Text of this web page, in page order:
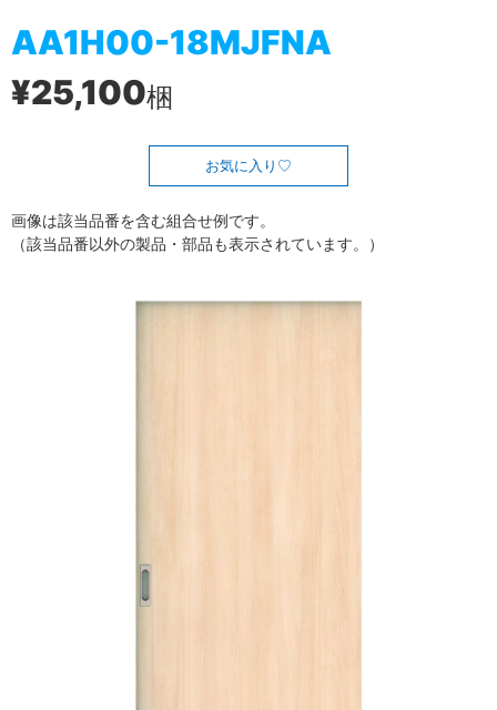
AA1H00-18MJFNA
¥25,100梱
お気に入り
画像は該当品番を含む組合せ例です。
（該当品番以外の製品・部品も表示されています。）